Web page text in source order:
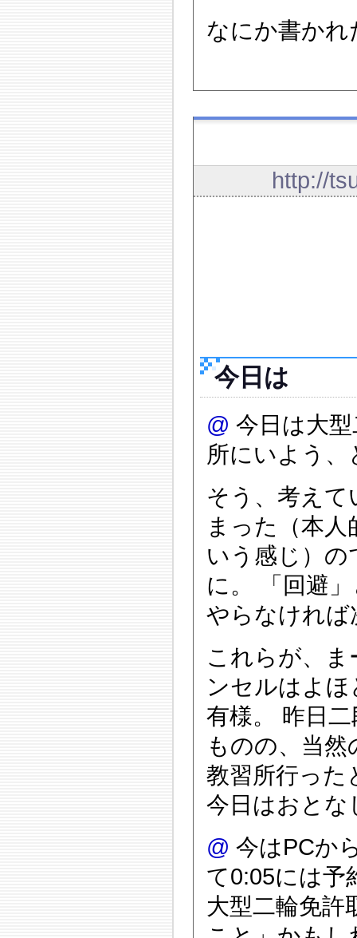
なにか書か
http://
今日は
@ 今日は大
所にいよう
そう、考え
まった（本
いう感じ）
に。 「回避
やらなければ
これらが、
ンセルはよ
有様。 昨日
ものの、当
教習所行った
今日はおと
@ 今はPCか
て0:05には予
大型二輪免許